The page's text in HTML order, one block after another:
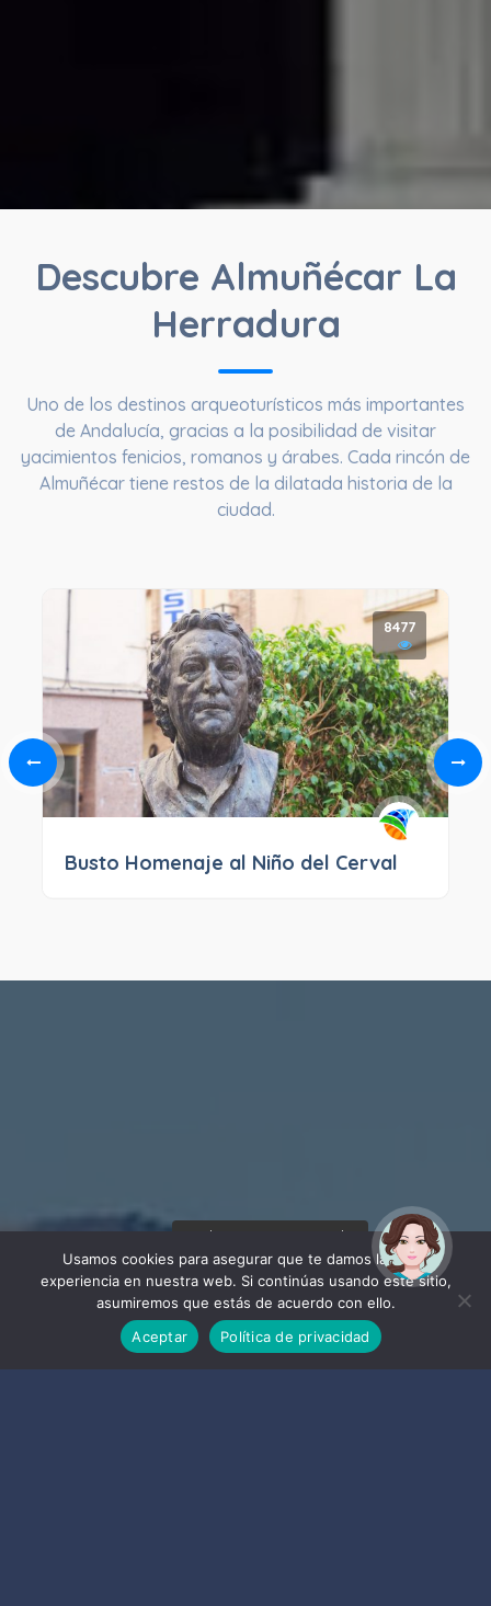
Descubre Almuñécar La
Herradura
Uno de los destinos arqueoturísticos más importantes
de Andalucía, gracias a la posibilidad de visitar
yacimientos fenicios, romanos y árabes. Cada rincón de
Almuñécar tiene restos de la dilatada historia de la
ciudad.
8477
Busto Homenaje al Niño del Cerval
Usamos cookies para asegurar que te damos la mejor
experiencia en nuestra web. Si continúas usando este sitio,
asumiremos que estás de acuerdo con ello.
Aceptar
Política de privacidad
¡Hola! Soy Noy. ¿Puedo
ayudarte?